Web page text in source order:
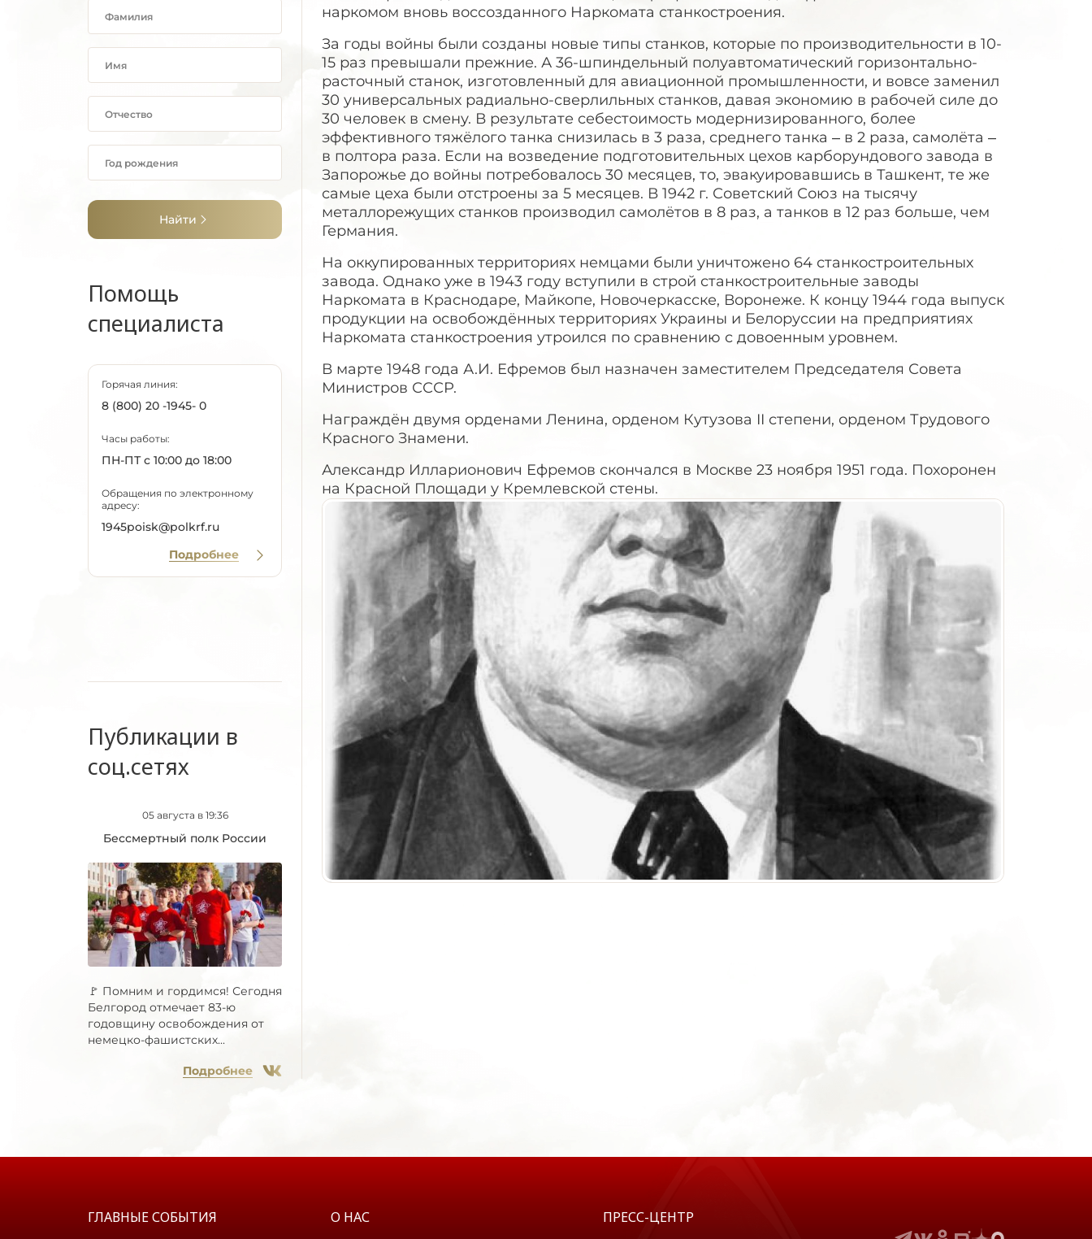
Найти
Помощь
специалиста
Горячая линия:
8 (800) 20 -1945- 0
Часы работы:
ПН-ПТ с 10:00 до 18:00
Обращения по электронному
адресу:
1945poisk@polkrf.ru
Подробнее
Публикации в
соц.сетях
05 августа в 19:36
Бессмертный полк России
🚩 Помним и гордимся! Сегодня
Белгород отмечает 83-ю
годовщину освобождения от
немецко-фашистских...
Подробнее
наркомом вновь воссозданного Наркомата станкостроения.
За годы войны были созданы новые типы станков, которые по производительности в 10-
15 раз превышали прежние. А 36-шпиндельный полуавтоматический горизонтально-
расточный станок, изготовленный для авиационной промышленности, и вовсе заменил
30 универсальных радиально-сверлильных станков, давая экономию в рабочей силе до
30 человек в смену. В результате себестоимость модернизированного, более
эффективного тяжёлого танка снизилась в 3 раза, среднего танка – в 2 раза, самолёта –
в полтора раза. Если на возведение подготовительных цехов карборундового завода в
Запорожье до войны потребовалось 30 месяцев, то, эвакуировавшись в Ташкент, те же
самые цеха были отстроены за 5 месяцев. В 1942 г. Советский Союз на тысячу
металлорежущих станков производил самолётов в 8 раз, а танков в 12 раз больше, чем
Германия.
На оккупированных территориях немцами были уничтожено 64 станкостроительных
завода. Однако уже в 1943 году вступили в строй станкостроительные заводы
Наркомата в Краснодаре, Майкопе, Новочеркасске, Воронеже. К концу 1944 года выпуск
продукции на освобождённых территориях Украины и Белоруссии на предприятиях
Наркомата станкостроения утроился по сравнению с довоенным уровнем.
В марте 1948 года А.И. Ефремов был назначен заместителем Председателя Совета
Министров СССР.
Награждён двумя орденами Ленина, орденом Кутузова II степени, орденом Трудового
Красного Знамени.
Александр Илларионович Ефремов скончался в Москве 23 ноября 1951 года. Похоронен
на Красной Площади у Кремлевской стены.
ГЛАВНЫЕ СОБЫТИЯ О НАС ПРЕСС-ЦЕНТР